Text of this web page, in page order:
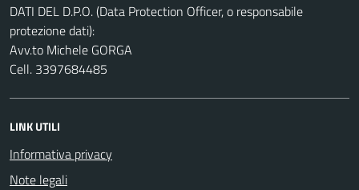
DATI DEL D.P.O. (Data Protection Officer, o responsabile
protezione dati):
Avv.to Michele GORGA
Cell. 3397684485
LINK UTILI
Informativa privacy
Note legali